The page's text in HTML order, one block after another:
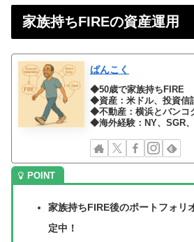
家族持ちFIREの資産運用
ばんこく
◆50歳で家族持ちFIRE
◆資産：米ドル、投資信
◆不動産：横浜とバンコ
◆海外経験：NY、SGR
家族持ちFIRE後のポートフォリ
定中！